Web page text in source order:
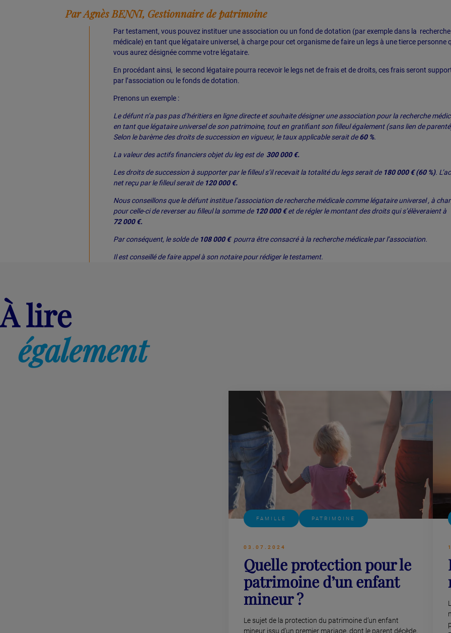
Par Agnès BENNI, Gestionnaire de patrimoine
Par testament, vous pouvez instituer une association ou un fond de dotation (par exemple dans la recherche
médicale) en tant que légataire universel, à charge pour cet organisme de faire un legs à une tierce personne
vous aurez désignée comme votre légataire.
En procédant ainsi, le second légataire pourra recevoir le legs net de frais et de droits, ces frais seront
par l’association ou le fonds de dotation.
Prenons un exemple :
Le défunt n’a pas pas d’héritiers en ligne directe et souhaite désigner une association pour la recherche
en tant que légataire universel de son patrimoine, tout en gratifiant son filleul également (sans lien de
Selon le barème des droits de succession en vigueur, le taux applicable serait de60 %.
La valeur des actifs financiers objet du leg est de 300 000 €.
Les droits de succession à supporter par le filleul s’il recevait la totalité du legs serait de 180 000 € (60 %).
net reçu par le filleul serait de 120 000 €.
Nous conseillons que le défunt institue l’association de recherche médicale comme légataire universel , à
pour celle-ci de reverser au filleul la somme de 120 000 €et de régler le montant des droits qui s’élèveraient à
72 000 €.
Par conséquent, le solde de 108 000 €pourra être consacré à la recherche médicale par l’association.
Il est conseillé de faire appel à son notaire pour rédiger le testament.
À lire
également
FAMILLE PATRIMOINE
03.07.2024
Quelle protection pour le
patrimoine d’un enfant
mineur ?
Le sujet de la protection du patrimoine d’un enfant
mineur issu d’un premier mariage, dont le parent décède,
Lire plus